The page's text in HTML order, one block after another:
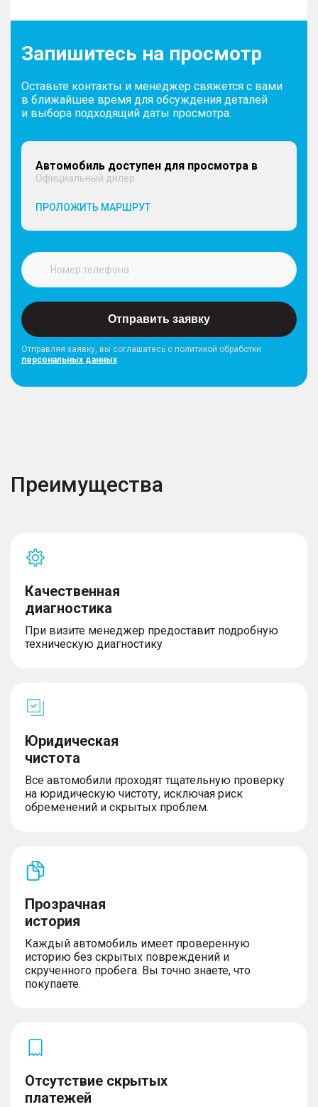
Запишитесь на просмотр
Оставьте контакты и менеджер свяжется с вами
в ближайшее время для обсуждения деталей
и выбора подходящий даты просмотра.
Автомобиль доступен для просмотра в
Официальный дилер
ПРОЛОЖИТЬ МАРШРУТ
Отправить заявку
Отправляя заявку, вы соглашатесь с политикой обработки
персональных данных
Преимущества
Качественная
диагностика
При визите менеджер предоставит подробную
техническую диагностику
Юридическая
чистота
Все автомобили проходят тщательную проверку
на юридическую чистоту, исключая риск
обременений и скрытых проблем.
Прозрачная
история
Каждый автомобиль имеет проверенную
историю без скрытых повреждений и
скрученного пробега. Вы точно знаете, что
покупаете.
Отсутствие скрытых
платежей